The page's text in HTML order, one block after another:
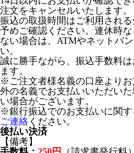
注文をキャンセルいたします。
振込の取扱時間はご利用され
予めご確認ください。連休時
ない場合は、ATMやネットバ
い。
誠に勝手ながら、振込手数料
ます。
※ご注文者様名義の口座より
外の名義でお支払いいただい
い場合がございます。
※銀行振込でのお支払いに関
ご連絡 ください。
後払い決済
【備考】